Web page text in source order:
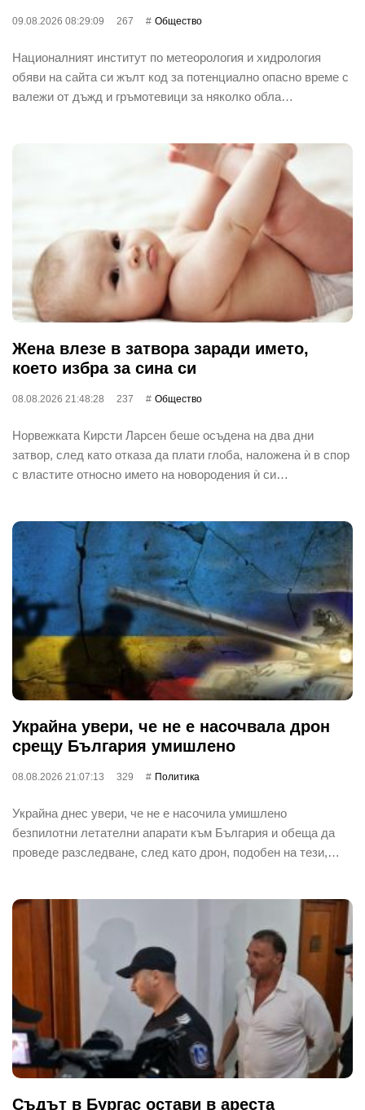
09.08.2026 08:29:09 267 Общество
Националният институт по метеорология и хидрология
обяви на сайта си жълт код за потенциално опасно време с
валежи от дъжд и гръмотевици за няколко обла…
Жена влезе в затвора заради името,
което избра за сина си
08.08.2026 21:48:28 237 Общество
Норвежката Кирсти Ларсен беше осъдена на два дни
затвор, след като отказа да плати глоба, наложена ѝ в спор
с властите относно името на новородения ѝ си…
Украйна увери, че не е насочвала дрон
срещу България умишлено
08.08.2026 21:07:13 329 Политика
Украйна днес увери, че не е насочила умишлено
безпилотни летателни апарати към България и обеща да
проведе разследване, след като дрон, подобен на тези,…
Съдът в Бургас остави в ареста